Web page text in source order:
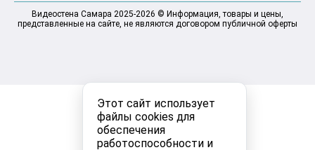
Этот сайт использует
файлы cookies для
обеспечения
работоспособности и
Видеостена Самара 2025-2026 © Информация, товары и цены,
представленные на сайте, не являются договором публичной оферты